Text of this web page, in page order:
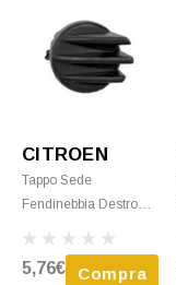
CITROEN
Tappo Sede
Fendinebbia Destro
Dal 2004 Al 2006
Nuovo
5,76€ Compra